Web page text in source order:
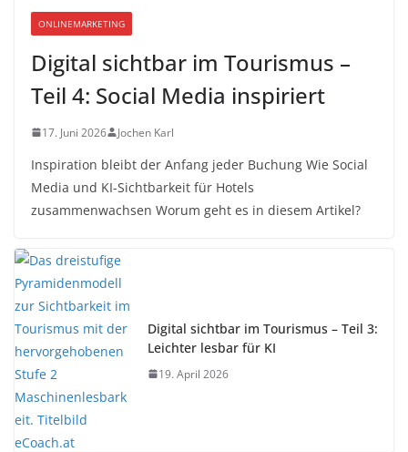
ONLINEMARKETING
Digital sichtbar im Tourismus –
Teil 4: Social Media inspiriert
17. Juni 2026 Jochen Karl
Inspiration bleibt der Anfang jeder Buchung Wie Social
Media und KI-Sichtbarkeit für Hotels
zusammenwachsen Worum geht es in diesem Artikel?
Digital sichtbar im Tourismus – Teil 3:
Leichter lesbar für KI
19. April 2026